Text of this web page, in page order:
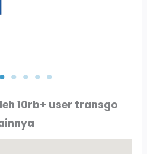
10rb+ user transgo